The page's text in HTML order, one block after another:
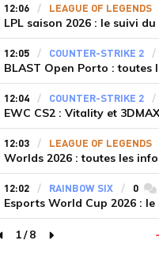
12:06 LEAGUE OF LEGENDS
LPL saison 2026 : le suivi
12:05 COUNTER-STRIKE 2
12:04 COUNTER-STRIKE 2
EWC CS2 : Vitality et
12:03 LEAGUE OF LEGENDS
Worlds 2026 : toutes les
12:02 RAINBOW SIX 0
Esports World Cup 2026 :
page précédente
1/8
page suivante